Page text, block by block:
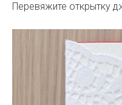
Перевяжите открытку